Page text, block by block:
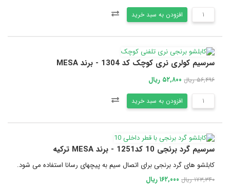
افزودن به سبد خرید
سرسیم کولری نری کوچک کد 1304 - برند MESA
۵۶,۴۹۶ ریال ۵۲,۸۰۰ ریال
افزودن به سبد خرید
سرسیم گرد برنجی 10 کد1251 - برند MESA ترکیه
کابلشو های گرد برنجی برای اتصال سیم به پیچهای رسانا استفاده می شود.
۱۷۳,۳۴۰ ریال ۱۶۲,۰۰۰ ریال